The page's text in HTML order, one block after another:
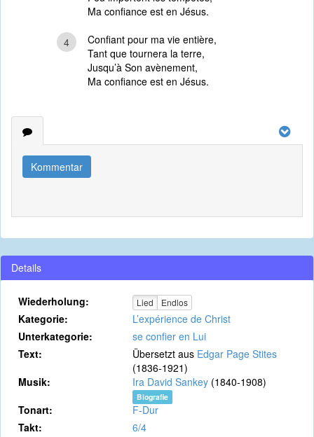
Ma confiance est en Jésus.
4
Confiant pour ma vie entière,
Tant que tournera la terre,
Jusqu’à Son avènement,
Ma confiance est en Jésus.
Kommentar
Details
Wiederholung: Lied Endlos
Kategorie:
L’expérience de Christ
Unterkategorie:
se confier en Lui
Text:
Übersetzt aus Edgar Page Stites
(1836-1921)
Musik:
Ira David Sankey (1840-1908)
Biografie
Tonart:
F-Dur
Takt:
6/4